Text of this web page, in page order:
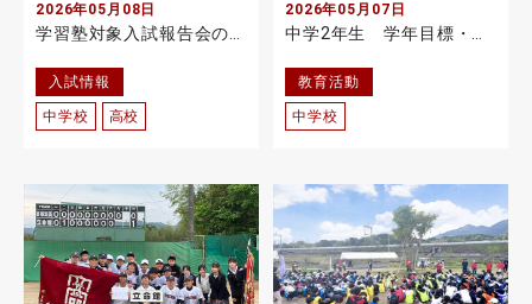
2026年05月08日
入試情報
中学校 高校
2026年05月07日
教育活動
中学校